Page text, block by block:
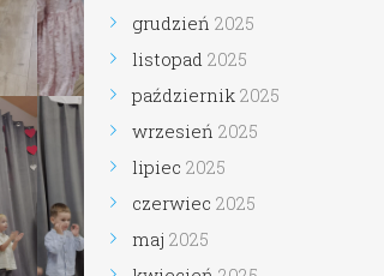
grudzień 2025
listopad 2025
październik 2025
wrzesień 2025
lipiec 2025
czerwiec 2025
maj 2025